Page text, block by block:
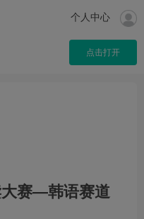
个人中心
点击打开
大赛—韩语赛道